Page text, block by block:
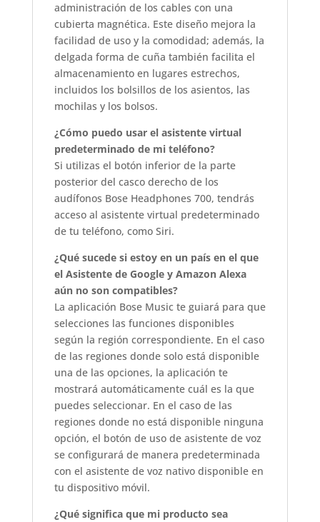
administración de los cables con una
cubierta magnética. Este diseño mejora la
facilidad de uso y la comodidad; además, la
delgada forma de cuña también facilita el
almacenamiento en lugares estrechos,
incluidos los bolsillos de los asientos, las
mochilas y los bolsos.
¿Cómo puedo usar el asistente virtual
predeterminado de mi teléfono?
Si utilizas el botón inferior de la parte
posterior del casco derecho de los
audífonos Bose Headphones 700, tendrás
acceso al asistente virtual predeterminado
de tu teléfono, como Siri.
¿Qué sucede si estoy en un país en el que
el Asistente de Google y Amazon Alexa
aún no son compatibles?
La aplicación Bose Music te guiará para que
selecciones las funciones disponibles
según la región correspondiente. En el caso
de las regiones donde solo está disponible
una de las opciones, la aplicación te
mostrará automáticamente cuál es la que
puedes seleccionar. En el caso de las
regiones donde no está disponible ninguna
opción, el botón de uso de asistente de voz
se configurará de manera predeterminada
con el asistente de voz nativo disponible en
tu dispositivo móvil.
¿Qué significa que mi producto sea